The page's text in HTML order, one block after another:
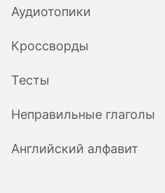
Аудиотопики
Кроссворды
Тесты
Неправильные глаголы
Английский алфавит